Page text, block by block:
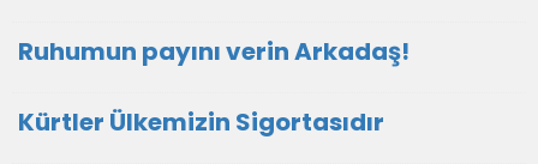
Ruhumun payını verin Arkadaş!
Kürtler Ülkemizin Sigortasıdır